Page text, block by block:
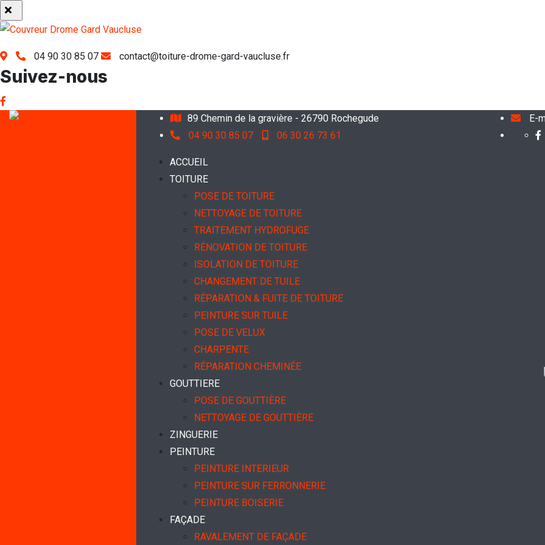
04 90 30 85 07 contact@toiture-drome-gard-vaucluse.fr
Suivez-nous
89 Chemin de la gravière - 26790 Rochegude
04 90 30 85 07
06 30 26 73 61
E-
ACCUEIL
TOITURE
POSE DE TOITURE
NETTOYAGE DE TOITURE
TRAITEMENT HYDROFUGE
RÉNOVATION DE TOITURE
ISOLATION DE TOITURE
CHANGEMENT DE TUILE
RÉPARATION & FUITE DE TOITURE
PEINTURE SUR TUILE
POSE DE VELUX
CHARPENTE
RÉPARATION CHEMINÉE
GOUTTIERE
POSE DE GOUTTIÈRE
NETTOYAGE DE GOUTTIÈRE
ZINGUERIE
PEINTURE
PEINTURE INTERIEUR
PEINTURE SUR FERRONNERIE
PEINTURE BOISERIE
FAÇADE
RAVALEMENT DE FAÇADE